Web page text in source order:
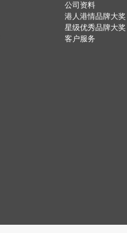
公司资料
港人港情品牌大奖
星级优秀品牌大奖
客户服务